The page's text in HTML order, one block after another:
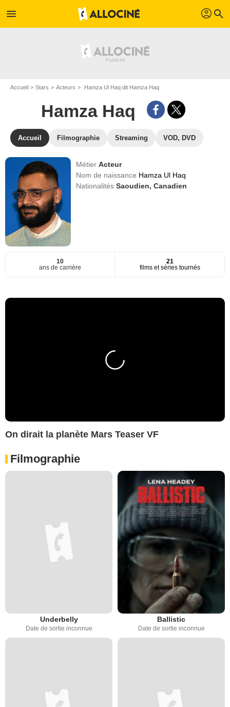
menu profil search
Accueil Stars Acteurs Hamza Ul Haq dit Hamza Haq
Hamza Haq
Accueil Filmographie Streaming VOD, DVD
MétierActeur
Nom de naissance Hamza Ul Haq
NationalitésSaoudien, Canadien
10
ans de carrière
21
films et séries tournés
On dirait la planète Mars Teaser VF
Filmographie
Underbelly
Date de sortie inconnue
Ballistic
Date de sortie inconnue